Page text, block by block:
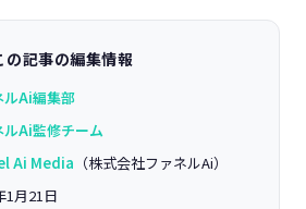
の記事の編集情報
ルAi編集部
ルAi監修チーム
Ai Media （株式会社ファネルAi）
1月21日